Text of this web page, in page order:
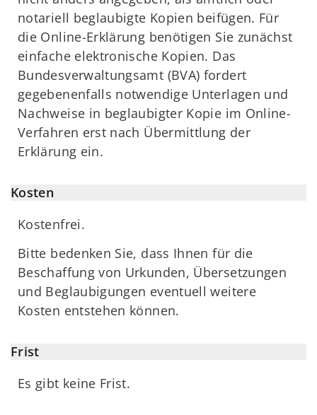
notariell beglaubigte Kopien beifügen. Für
die Online-Erklärung benötigen Sie zunächst
einfache elektronische Kopien. Das
Bundesverwaltungsamt (BVA) fordert
gegebenenfalls notwendige Unterlagen und
Nachweise in beglaubigter Kopie im Online-
Verfahren erst nach Übermittlung der
Erklärung ein.
Kosten
Kostenfrei.
Bitte bedenken Sie, dass Ihnen für die
Beschaffung von Urkunden, Übersetzungen
und Beglaubigungen eventuell weitere
Kosten entstehen können.
Frist
Es gibt keine Frist.